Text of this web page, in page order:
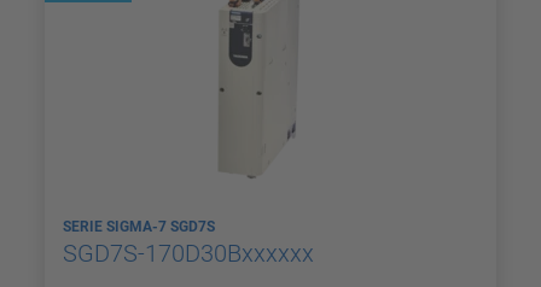
SERIE SIGMA-7 SGD7S
SGD7S-170D30Bxxxxxx